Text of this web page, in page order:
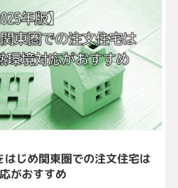
はじめ関東圏での注文住宅は
がおすすめ